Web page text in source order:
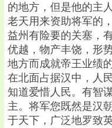
的地方，但是他的主
老天用来资助将军的
益州有险要的关塞，
优越，物产丰饶，形
地方而成就帝王业绩
在北面占据汉中，人
知道爱惜人民。有智
主。将军您既然是汉
于天下，广泛地罗致